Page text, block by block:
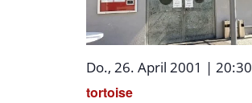
tortoise
Do., 26. April 2001 | 20:30